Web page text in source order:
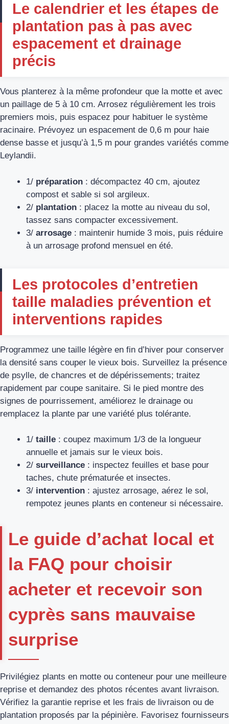
Le calendrier et les étapes de
plantation pas à pas avec
espacement et drainage
précis
Vous planterez à la même profondeur que la motte et avec
un paillage de 5 à 10 cm. Arrosez régulièrement les trois
premiers mois, puis espacez pour habituer le système
racinaire. Prévoyez un espacement de 0,6 m pour haie
dense basse et jusqu’à 1,5 m pour grandes variétés comme
Leylandii.
1/ préparation : décompactez 40 cm, ajoutez
compost et sable si sol argileux.
2/ plantation : placez la motte au niveau du sol,
tassez sans compacter excessivement.
3/ arrosage : maintenir humide 3 mois, puis réduire
à un arrosage profond mensuel en été.
Les protocoles d’entretien
taille maladies prévention et
interventions rapides
Programmez une taille légère en fin d’hiver pour conserver
la densité sans couper le vieux bois. Surveillez la présence
de psylle, de chancres et de dépérissements; traitez
rapidement par coupe sanitaire. Si le pied montre des
signes de pourrissement, améliorez le drainage ou
remplacez la plante par une variété plus tolérante.
1/ taille : coupez maximum 1/3 de la longueur
annuelle et jamais sur le vieux bois.
2/ surveillance : inspectez feuilles et base pour
taches, chute prématurée et insectes.
3/ intervention : ajustez arrosage, aérez le sol,
rempotez jeunes plants en conteneur si nécessaire.
Le guide d’achat local et
la FAQ pour choisir
acheter et recevoir son
cyprès sans mauvaise
surprise
Privilégiez plants en motte ou conteneur pour une meilleure
reprise et demandez des photos récentes avant livraison.
Vérifiez la garantie reprise et les frais de livraison ou de
plantation proposés par la pépinière. Favorisez fournisseurs